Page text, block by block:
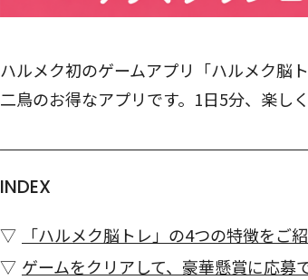
ハルメク初のゲームアプリ「ハルメク脳
二鳥のお得なアプリです。1日5分、楽し
INDEX
「ハルメク脳トレ」の4つの特徴をご紹
ゲームをクリアして、豪華懸賞に応募